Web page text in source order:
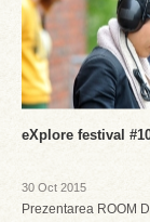
eXplore festival
30 Oct 2015
Prezentarea ROOM